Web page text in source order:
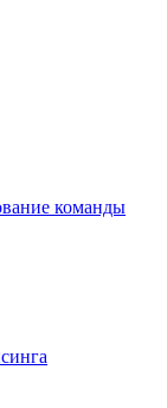
команды